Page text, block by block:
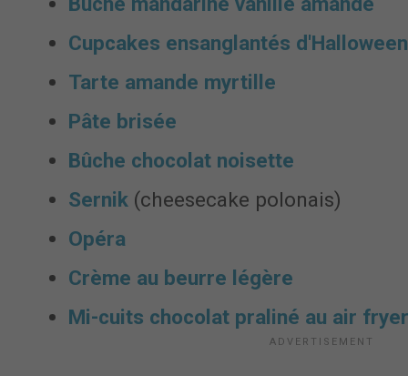
Cupcakes ensanglantés d'Halloween
Tarte amande myrtille
Pâte brisée
Bûche chocolat noisette
Sernik (cheesecake polonais)
Opéra
Crème au beurre légère
Mi-cuits chocolat praliné au air fryer